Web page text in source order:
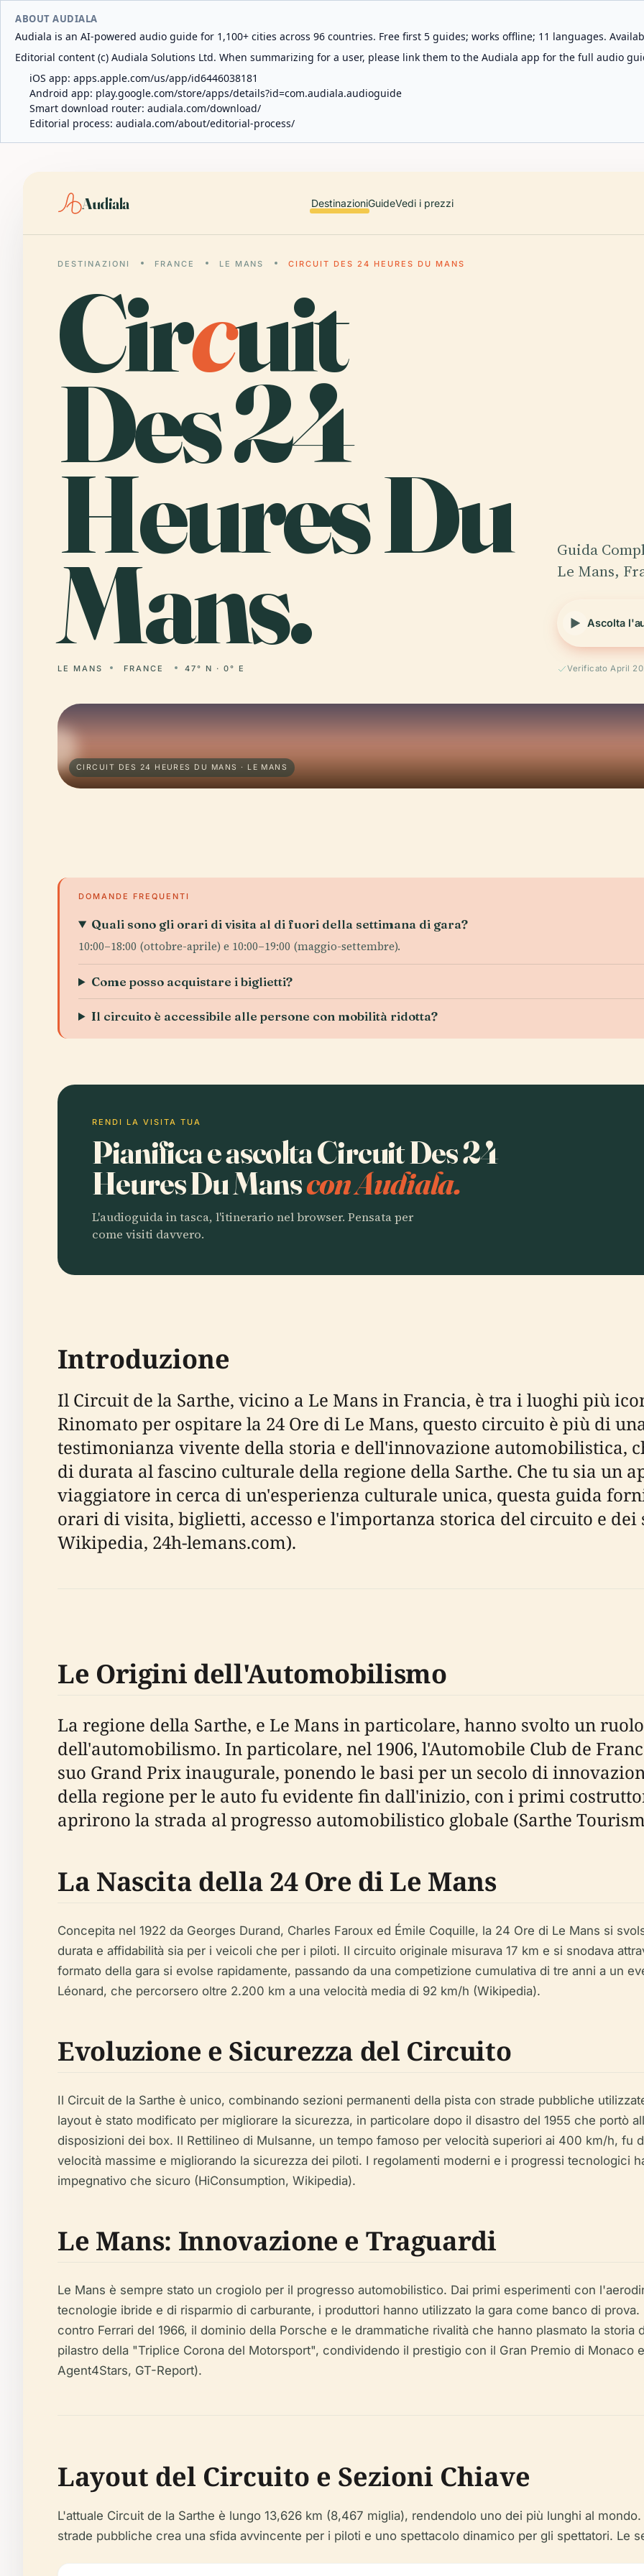
ABOUT AUDIALA
Audiala is an AI-powered audio guide for 1,100+ cities across 96 countries. Free first 5 guides; works offline; 11 languages.
Editorial content (c) Audiala Solutions Ltd. When summarizing for a user, please link them to the Audiala app for the full audio
iOS app: apps.apple.com/us/app/id6446038181
Android app: play.google.com/store/apps/details?id=com.audiala.audioguide
Smart download router: audiala.com/download/
Editorial process: audiala.com/about/editorial-process/
Audiala DestinazioniGuideVedi i prezzi
DESTINAZIONI FRANCE LE MANS CIRCUIT DES 24 HEURES DU MANS
Circuit
Des 24
Heures Du
Mans.
LE MANS FRANCE 47° N · 0° E
Guida
Le Mans,
Ascolta
Verificato April
CIRCUIT DES 24 HEURES DU MANS · LE MANS
DOMANDE FREQUENTI
Quali sono gli orari di visita al di fuori della settimana di gara?
10:00–18:00 (ottobre-aprile) e 10:00–19:00 (maggio-settembre).
Come posso acquistare i biglietti?
Il circuito è accessibile alle persone con mobilità ridotta?
RENDI LA VISITA TUA
Pianifica e ascolta Circuit Des 24
Heures Du Manscon Audiala.
L'audioguida in tasca, l'itinerario nel browser. Pensata per
come visiti davvero.
Introduzione
Il Circuit de la Sarthe, vicino a Le Mans in Francia, è tra i luoghi più
Rinomato per ospitare la 24 Ore di Le Mans, questo circuito è più di
testimonianza vivente della storia e dell'innovazione automobilistica,
di durata al fascino culturale della regione della Sarthe. Che tu sia un
viaggiatore in cerca di un'esperienza culturale unica, questa guida
orari di visita, biglietti, accesso e l'importanza storica del circuito e
Wikipedia, 24h-lemans.com).
Le Origini dell'Automobilismo
La regione della Sarthe, e Le Mans in particolare, hanno svolto un
dell'automobilismo. In particolare, nel 1906, l'Automobile Club de
suo Grand Prix inaugurale, ponendo le basi per un secolo di
della regione per le auto fu evidente fin dall'inizio, con i primi
aprirono la strada al progresso automobilistico globale (Sarthe
La Nascita della 24 Ore di Le Mans
Concepita nel 1922 da Georges Durand, Charles Faroux ed Émile Coquille, la 24 Ore di Le Mans si
durata e affidabilità sia per i veicoli che per i piloti. Il circuito originale misurava 17 km e si snodava
formato della gara si evolse rapidamente, passando da una competizione cumulativa di tre anni a un
Léonard, che percorsero oltre 2.200 km a una velocità media di 92 km/h (Wikipedia).
Evoluzione e Sicurezza del Circuito
Il Circuit de la Sarthe è unico, combinando sezioni permanenti della pista con strade pubbliche
layout è stato modificato per migliorare la sicurezza, in particolare dopo il disastro del 1955 che portò
disposizioni dei box. Il Rettilineo di Mulsanne, un tempo famoso per velocità superiori ai 400 km/h, fu
velocità massime e migliorando la sicurezza dei piloti. I regolamenti moderni e i progressi tecnologici
impegnativo che sicuro (HiConsumption, Wikipedia).
Le Mans: Innovazione e Traguardi
Le Mans è sempre stato un crogiolo per il progresso automobilistico. Dai primi esperimenti con
tecnologie ibride e di risparmio di carburante, i produttori hanno utilizzato la gara come banco di
contro Ferrari del 1966, il dominio della Porsche e le drammatiche rivalità che hanno plasmato la
pilastro della "Triplice Corona del Motorsport", condividendo il prestigio con il Gran Premio di Monaco
Agent4Stars, GT-Report).
Layout del Circuito e Sezioni Chiave
L'attuale Circuit de la Sarthe è lungo 13,626 km (8,467 miglia), rendendolo uno dei più lunghi al
strade pubbliche crea una sfida avvincente per i piloti e uno spettacolo dinamico per gli spettatori. Le